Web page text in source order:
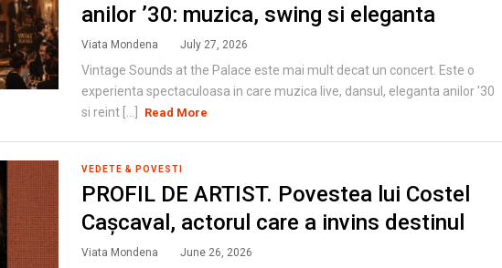
anilor ’30: muzica, swing si eleganta
Viata Mondena July 27, 2026
Vintage Sounds at the Palace este mai mult decat un concert. Este o
experienta spectaculoasa in care muzica live, dansul, eleganta anilor '30
si reint [...]
Read More
VEDETE & POVESTI
PROFIL DE ARTIST. Povestea lui Costel
Cașcaval, actorul care a invins destinul
Viata Mondena June 26, 2026